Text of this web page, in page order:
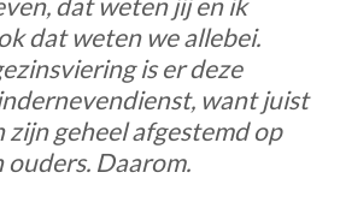
dat weten we allebei.
is er deze
want juist
zijn geheel afgestemd op
Daarom.